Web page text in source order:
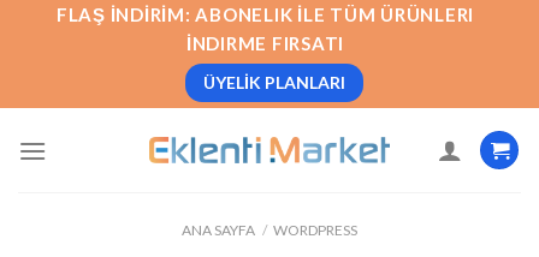
FLAŞ İNDIRIM: ABONELIK İLE TÜM ÜRÜNLERI
İNDIRME FIRSATI
ÜYELIK PLANLARI
ANA SAYFA / WORDPRESS